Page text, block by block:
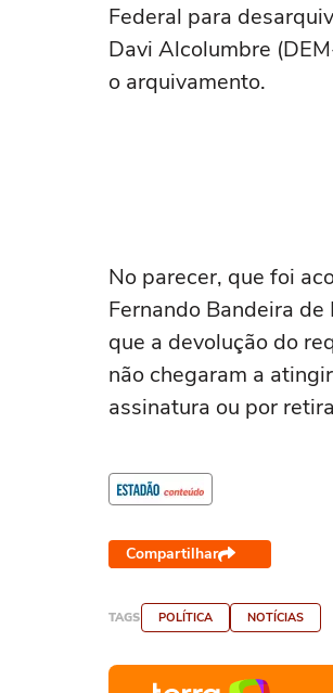
Federal para
Davi Alcolumbre
o arquivamento.
No parecer, que foi
Fernando Bandeira
que a devolução do
não chegaram a
assinatura ou por
Compartilhar
TAGS POLÍTICA NOTÍCIAS